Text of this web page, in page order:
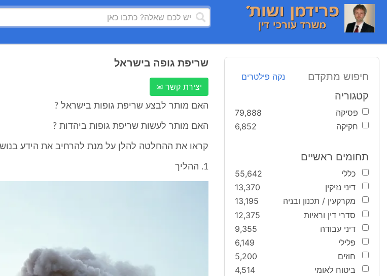
חיפוש מתקדם נקה פילטרים
קטגוריה
פסיקה
79,888
חקיקה
6,852
תחומים ראשיים
כללי
55,642
דיני נזיקין
13,370
מקרקעין / תכנון ובניה
13,195
סדרי דין וראיות
12,375
דיני עבודה
9,355
פלילי
6,149
חוזים
5,200
ביטוח לאומי
4,514
שריפת גופה בישראל
יצירת קשר ✉
האם מותר לבצע שריפת גופות בישראל ?
האם מותר לעשות שריפת גופות ביהדות ?
קראו את ההחלטה להלן על מנת להרחיב את הידע
1. ההליך